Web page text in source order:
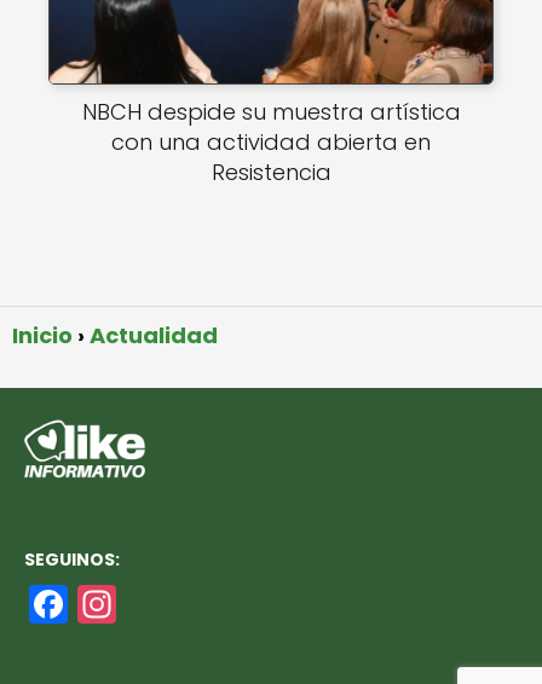
NBCH despide su muestra artística
con una actividad abierta en
Resistencia
Inicio Actualidad
SEGUINOS:
F
a